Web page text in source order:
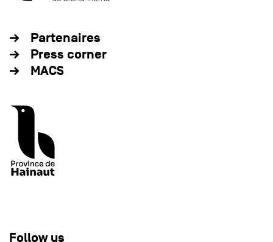
Partenaires
Press corner
MACS
Follow us